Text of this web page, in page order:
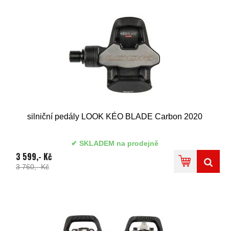
silniční pedály LOOK KÉO BLADE Carbon 2020
SKLADEM na prodejně
3 599,- Kč
3 760,- Kč